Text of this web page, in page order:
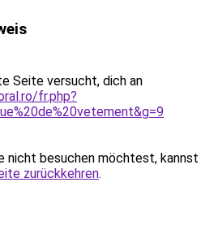
Seite versucht, dich an
fr.php?
nicht besuchen möchtest, kannst
zurückkehren.